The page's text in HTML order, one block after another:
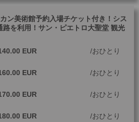
共通
ン美術館予約入場チケット付き！シス
路を利用！サン・ピエトロ大聖堂 観光
EUR おひとり
EUR おひとり
EUR おひとり
EUR おひとり